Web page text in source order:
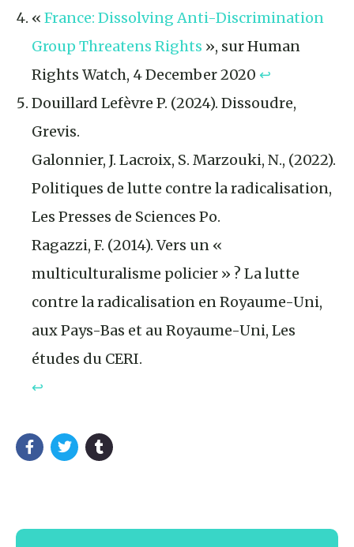
« France: Dissolving Anti-Discrimination
Group Threatens Rights », sur Human
Rights Watch, 4 December 2020 ↩︎
Douillard Lefèvre P. (2024). Dissoudre,
Grevis.
Galonnier, J. Lacroix, S. Marzouki, N., (2022).
Politiques de lutte contre la radicalisation,
Les Presses de Sciences Po.
Ragazzi, F. (2014). Vers un «
multiculturalisme policier » ? La lutte
contre la radicalisation en Royaume-Uni,
aux Pays-Bas et au Royaume-Uni, Les
études du CERI.
↩︎